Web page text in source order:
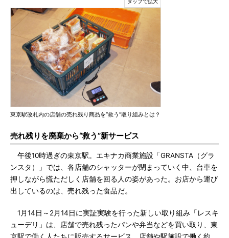
東京駅改札内の店舗の売れ残り商品を“救う”取り組みとは？
売れ残りを廃棄から“救う”新サービス
午後10時過ぎの東京駅。エキナカ商業施設「GRANSTA（グラ
ンスタ）」では、各店舗のシャッターが閉まっていく中、台車を
押しながら慌ただしく店舗を回る人の姿があった。お店から運び
出しているのは、売れ残った食品だ。
1月14日～2月14日に実証実験を行った新しい取り組み「レスキ
ューデリ」は、店舗で売れ残ったパンや弁当などを買い取り、東